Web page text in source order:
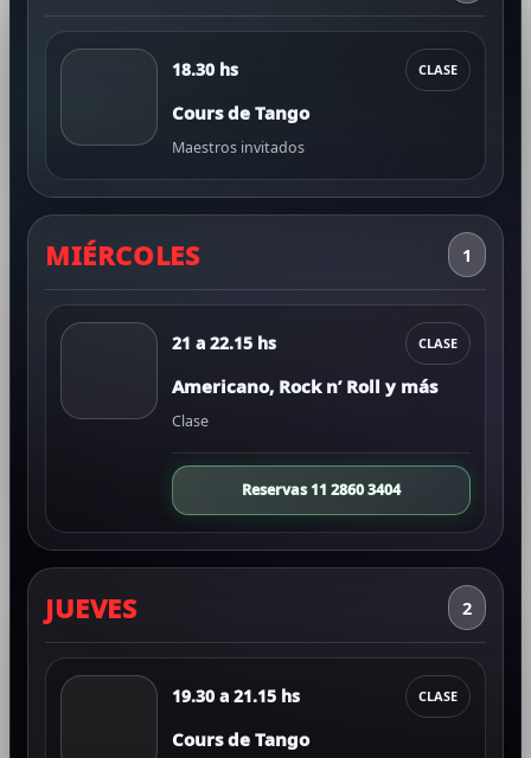
18.30 hs CLASE
Cours de Tango
Maestros invitados
MIÉRCOLES 1
21 a 22.15 hs CLASE
Americano, Rock n’ Roll y más
Clase
Reservas 11 2860 3404
JUEVES 2
19.30 a 21.15 hs CLASE
Cours de Tango